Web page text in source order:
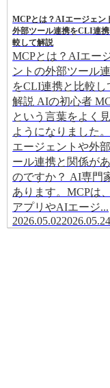
MCPとは？AIエージェン
外部ツール連携をCLI連
較して解説
MCPとは？AIエー
ントの外部ツール
をCLI連携と比較し
解説 AIの初心者
という言葉をよく
ようになりました
エージェントや外
ール連携と関係が
のですか？ AI専門
あります。MCPは
アプリやAIエージ...
2026.05.022026.05.24